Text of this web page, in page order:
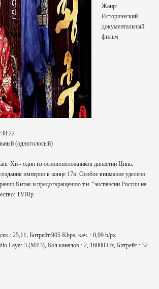
Жанр:
Исторический
документальный
фильм
(одноголосый)
Хи - один из основоположников династии Цинь.
империи в конце 17в. Особое внимание уделено
Китая и предотвращению т.н. "экспансии России на
TVRip
25,11, Битрейт:905 Kbps, кач. : 0,09 b/px
Layer 3 (MP3), Кол.каналов : 2, 16000 Hz, Битрейт : 32